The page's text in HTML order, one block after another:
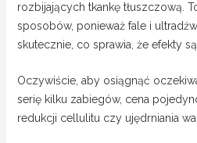
rozbijających tkankę tłuszczową.
sposobów, ponieważ fale i
skutecznie, co sprawia, że efekty
Oczywiście, aby osiągnąć
serię kilku zabiegów, cena
redukcji cellulitu czy ujędrniania